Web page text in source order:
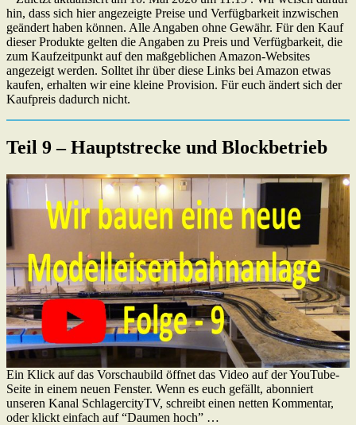
hin, dass sich hier angezeigte Preise und Verfügbarkeit inzwischen
geändert haben können. Alle Angaben ohne Gewähr. Für den Kauf
dieser Produkte gelten die Angaben zu Preis und Verfügbarkeit, die
zum Kaufzeitpunkt auf den maßgeblichen Amazon-Websites
angezeigt werden. Solltet ihr über diese Links bei Amazon etwas
kaufen, erhalten wir eine kleine Provision. Für euch ändert sich der
Kaufpreis dadurch nicht.
Teil 9 – Hauptstrecke und Blockbetrieb
Ein Klick auf das Vorschaubild öffnet das Video auf der YouTube-
Seite in einem neuen Fenster. Wenn es euch gefällt, abonniert
unseren Kanal SchlagercityTV, schreibt einen netten Kommentar,
oder klickt einfach auf “Daumen hoch” …